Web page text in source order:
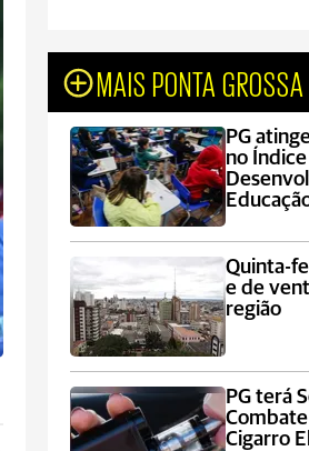
MAIS PONTA GROSSA
PG
no
Quinta-
e de
região
PG terá
Cigarro